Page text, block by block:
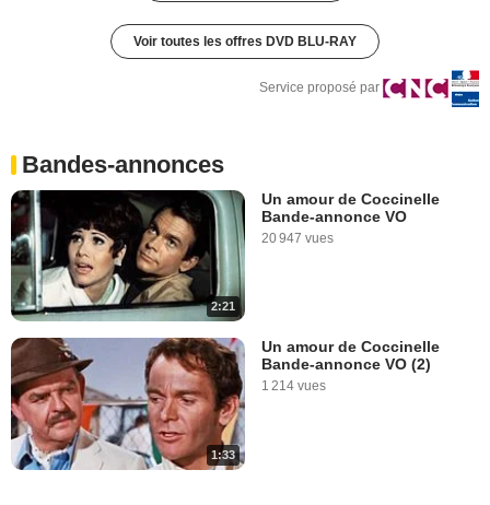
Voir toutes les offres DVD BLU-RAY
Service proposé par
Bandes-annonces
2:21
Un amour de Coccinelle
Bande-annonce VO
20 947 vues
1:33
Un amour de Coccinelle
Bande-annonce VO (2)
1 214 vues